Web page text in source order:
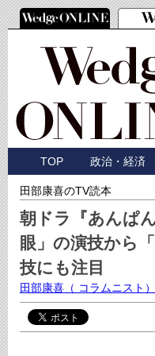
TOP 政治・経済
田部康喜のTV読本
朝ドラ『あんぱ
眼」の演技から
技にも注目
田部康喜 （ コラムニスト）